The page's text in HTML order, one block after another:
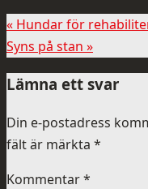
« Hundar för
Syns på stan »
Lämna ett svar
Din e-postadress
fält är märkta *
Kommentar*